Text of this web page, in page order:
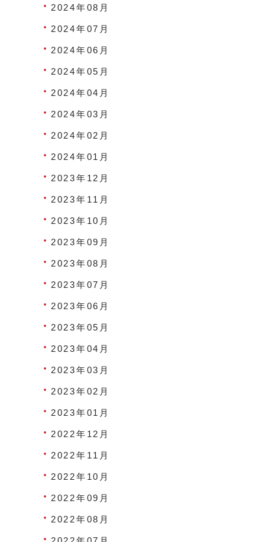
2024年08月
2024年07月
2024年06月
2024年05月
2024年04月
2024年03月
2024年02月
2024年01月
2023年12月
2023年11月
2023年10月
2023年09月
2023年08月
2023年07月
2023年06月
2023年05月
2023年04月
2023年03月
2023年02月
2023年01月
2022年12月
2022年11月
2022年10月
2022年09月
2022年08月